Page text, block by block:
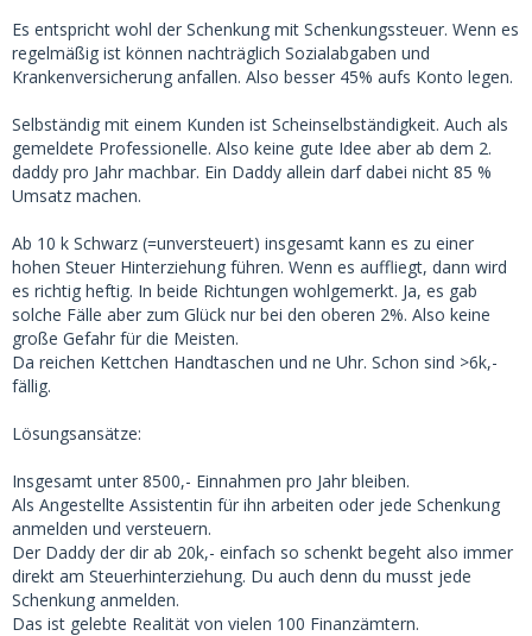
Es entspricht wohl der Schenkung mit Schenkungssteuer. Wenn es
regelmäßig ist können nachträglich Sozialabgaben und
Krankenversicherung anfallen. Also besser 45% aufs Konto legen.
Selbständig mit einem Kunden ist Scheinselbständigkeit. Auch als
gemeldete Professionelle. Also keine gute Idee aber ab dem 2.
daddy pro Jahr machbar. Ein Daddy allein darf dabei nicht 85 %
Umsatz machen.
Ab 10 k Schwarz (=unversteuert) insgesamt kann es zu einer
hohen Steuer Hinterziehung führen. Wenn es auffliegt, dann wird
es richtig heftig. In beide Richtungen wohlgemerkt. Ja, es gab
solche Fälle aber zum Glück nur bei den oberen 2%. Also keine
große Gefahr für die Meisten.
Da reichen Kettchen Handtaschen und ne Uhr. Schon sind >6k,-
fällig.
Lösungsansätze:
Insgesamt unter 8500,- Einnahmen pro Jahr bleiben.
Als Angestellte Assistentin für ihn arbeiten oder jede Schenkung
anmelden und versteuern.
Der Daddy der dir ab 20k,- einfach so schenkt begeht also immer
direkt am Steuerhinterziehung. Du auch denn du musst jede
Schenkung anmelden.
Das ist gelebte Realität von vielen 100 Finanzämtern.